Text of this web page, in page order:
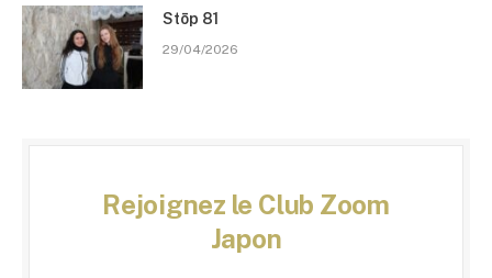
Stōp 81
29/04/2026
Rejoignez le Club Zoom
Japon